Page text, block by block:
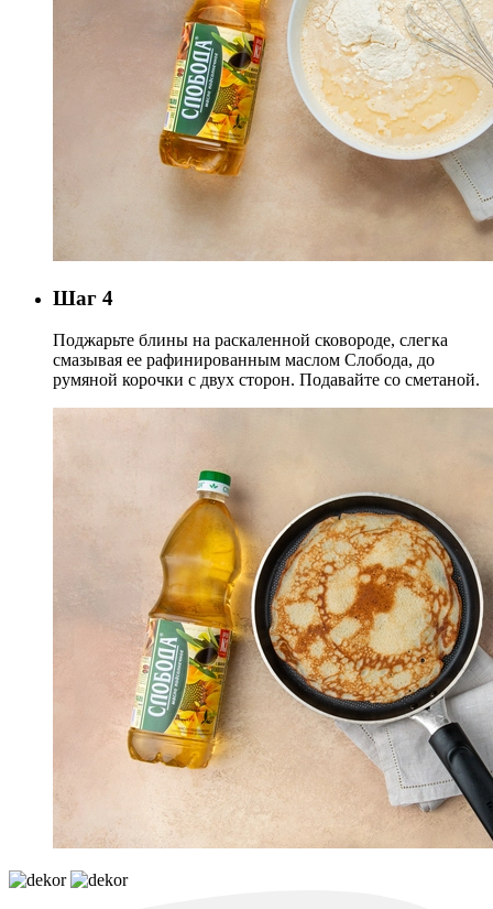
Шаг 4
Поджарьте блины на раскаленной сковороде, слегка
смазывая ее рафинированным маслом Слобода, до
румяной корочки с двух сторон. Подавайте со сметаной.